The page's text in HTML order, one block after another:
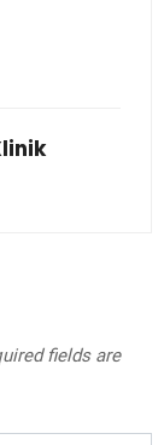
fields are